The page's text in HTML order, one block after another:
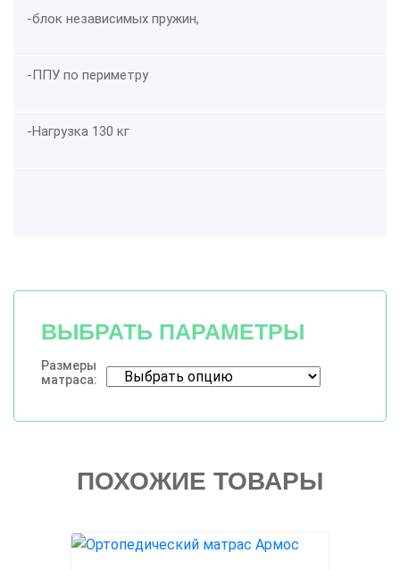
-блок независимых пружин,
-ППУ по периметру
-Нагрузка 130 кг
ВЫБРАТЬ ПАРАМЕТРЫ
Размеры
матраса:
ПОХОЖИЕ ТОВАРЫ